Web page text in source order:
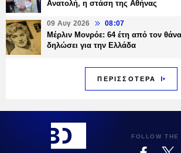
Ανατολή, η στάση της Αθήνας
09 Αυγ 2026 08:07
Μέρλιν Μονρόε: 64 έτη από τον
δηλώσει για την Ελλάδα
ΠΕΡΙΣΣΟΤΕΡΑ
FOLLOW THE